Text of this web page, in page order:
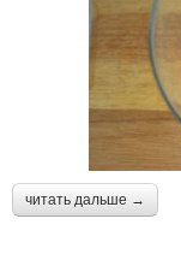
читать дальше →